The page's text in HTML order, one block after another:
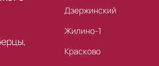
Дзержинский
Жилино-1
Красково